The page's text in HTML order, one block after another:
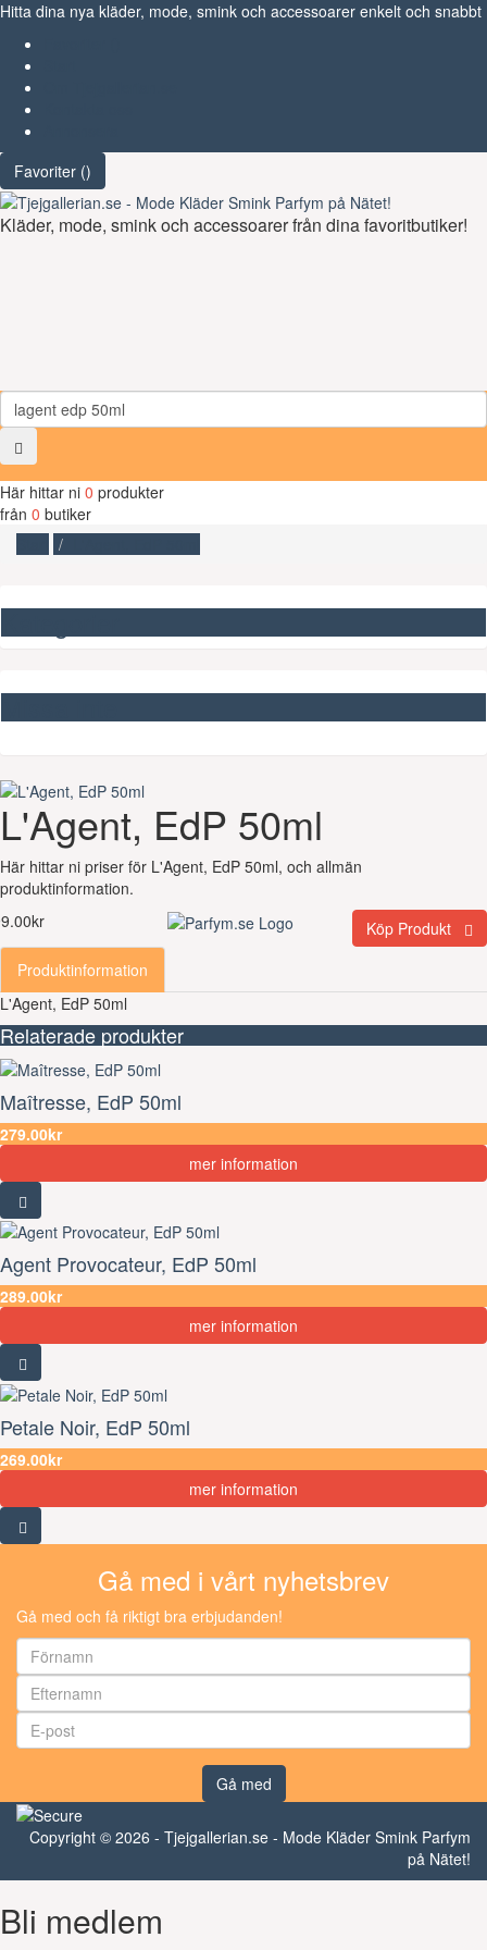
Hitta dina nya kläder, mode, smink och accessoarer enkelt och snabbt
Favoriter ()
Kläder, mode, smink och accessoarer från dina favoritbutiker!
Här hittar ni 0 produkter
från 0 butiker
L'Agent, EdP 50ml
Här hittar ni priser för L'Agent, EdP 50ml, och allmän
produktinformation.
Köp Produkt
Produktinformation
L'Agent, EdP 50ml
Relaterade produkter
Maîtresse, EdP 50ml
279.00kr
mer information
Agent Provocateur, EdP 50ml
289.00kr
mer information
Petale Noir, EdP 50ml
269.00kr
mer information
Gå med i vårt nyhetsbrev
Gå med och få riktigt bra erbjudanden!
Gå med
Copyright © 2026 - Tjejgallerian.se - Mode Kläder Smink Parfym
på Nätet!
Bli medlem